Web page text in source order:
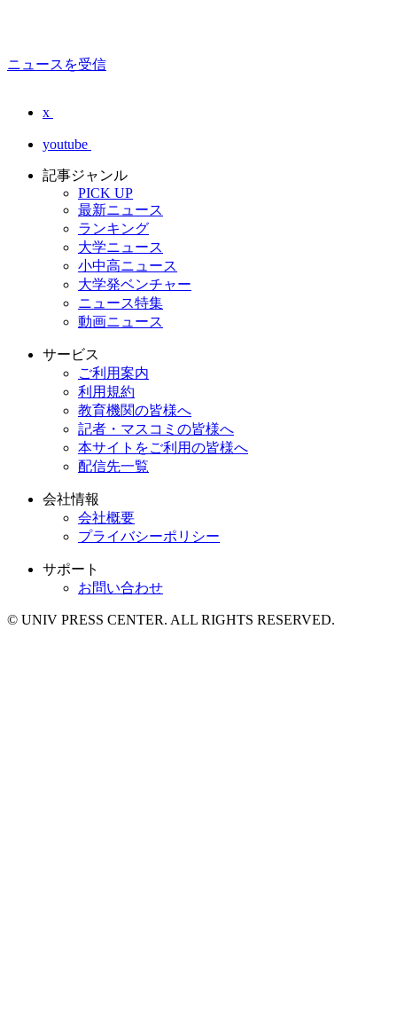
ニュースを受信
x
youtube
記事ジャンル
PICK UP
最新ニュース
ランキング
大学ニュース
小中高ニュース
大学発ベンチャー
ニュース特集
動画ニュース
サービス
ご利用案内
利用規約
教育機関の皆様へ
記者・マスコミの皆様へ
本サイトをご利用の皆様へ
配信先一覧
会社情報
会社概要
プライバシーポリシー
サポート
お問い合わせ
© UNIV PRESS CENTER. ALL RIGHTS RESERVED.